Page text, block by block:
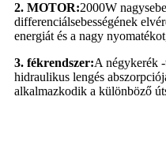
2. MOTOR:2000W
differenciálsebességének
energiát és a nagy
3. fékrendszer:A négykerék
hidraulikus lengés
alkalmazkodik a különböző